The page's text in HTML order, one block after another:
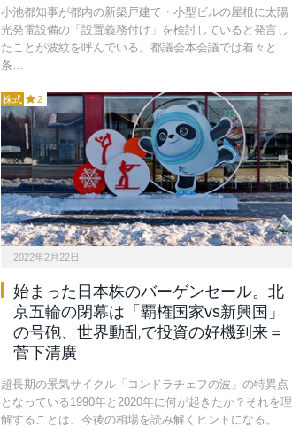
小池都知事が都内の新築戸建て・小型ビルの屋根に太陽
光発電設備の「設置義務付け」を検討していると発言し
たことが波紋を呼んでいる。都議会本会議では着々と
条…
株式 2
2022年2月22日
始まった日本株のバーゲンセール。北
京五輪の閉幕は「覇権国家vs新興国」
の号砲、世界動乱で投資の好機到来＝
菅下清廣
超長期の景気サイクル「コンドラチェフの波」の特異点
となっている1990年と2020年に何が起きたか？それを理
解することは、今後の相場を読み解くヒントになる。